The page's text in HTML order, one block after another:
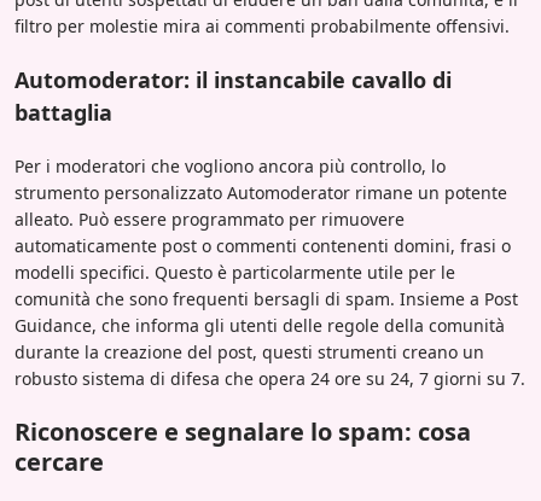
filtro per molestie mira ai commenti probabilmente offensivi.
Automoderator: il instancabile cavallo di
battaglia
Per i moderatori che vogliono ancora più controllo, lo
strumento personalizzato Automoderator rimane un potente
alleato. Può essere programmato per rimuovere
automaticamente post o commenti contenenti domini, frasi o
modelli specifici. Questo è particolarmente utile per le
comunità che sono frequenti bersagli di spam. Insieme a Post
Guidance, che informa gli utenti delle regole della comunità
durante la creazione del post, questi strumenti creano un
robusto sistema di difesa che opera 24 ore su 24, 7 giorni su 7.
Riconoscere e segnalare lo spam: cosa
cercare